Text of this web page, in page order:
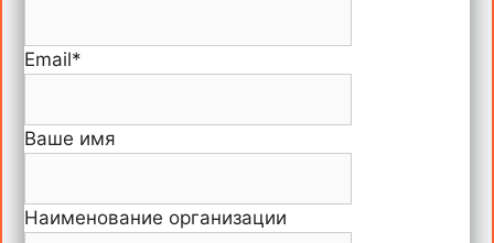
Email*
Ваше имя
Наименование организации